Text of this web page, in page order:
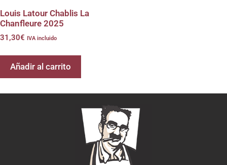
Louis Latour Chablis La
Chanfleure 2025
31,30€ IVA incluido
Añadir al carrito